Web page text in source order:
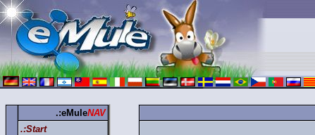
.:eMuleNAV
.:Start